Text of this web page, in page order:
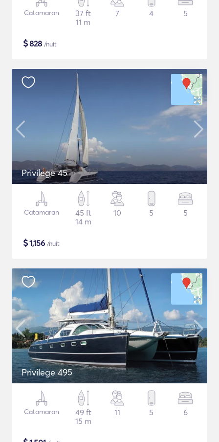
Catamaran
37 ft
11 m
7 4 5
$828 /nuit
Privilege 45
Catamaran
45 ft
14 m
10 5 5
$1,156 /nuit
Privilege 495
Catamaran
49 ft
15 m
11 5 6